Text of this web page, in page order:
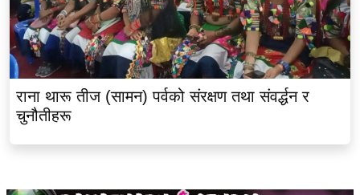
राना थारू तीज (सामन) पर्वको संरक्षण तथा संवर्द्धन र
चुनौतीहरू